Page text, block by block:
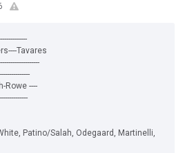
Tavares
Rowe ----
Patino/Salah, Odegaard, Martinelli,